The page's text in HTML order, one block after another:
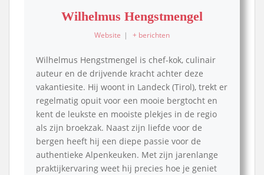
Wilhelmus Hengstmengel
Website | + berichten
Wilhelmus Hengstmengel is chef-kok, culinair
auteur en de drijvende kracht achter deze
vakantiesite. Hij woont in Landeck (Tirol), trekt er
regelmatig opuit voor een mooie bergtocht en
kent de leukste en mooiste plekjes in de regio
als zijn broekzak. Naast zijn liefde voor de
bergen heeft hij een diepe passie voor de
authentieke Alpenkeuken. Met zijn jarenlange
praktijkervaring weet hij precies hoe je geniet